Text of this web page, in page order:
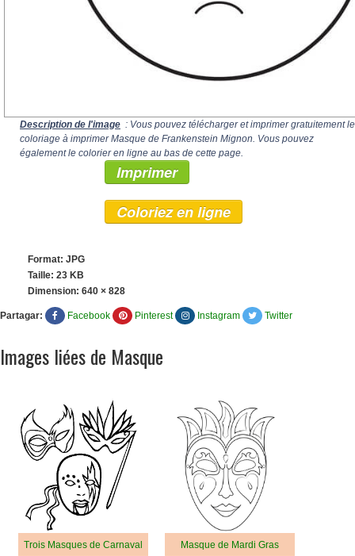
Description de l'image : Vous pouvez télécharger et imprimer gratuitement le
coloriage à imprimer Masque de Frankenstein Mignon. Vous pouvez
également le colorier en ligne au bas de cette page.
Imprimer
Coloriez en ligne
Format: JPG
Taille: 23 KB
Dimension: 640 × 828
Partagar: Facebook Pinterest Instagram Twitter
Images liées de Masque
Trois Masques de Carnaval Masque de Mardi Gras